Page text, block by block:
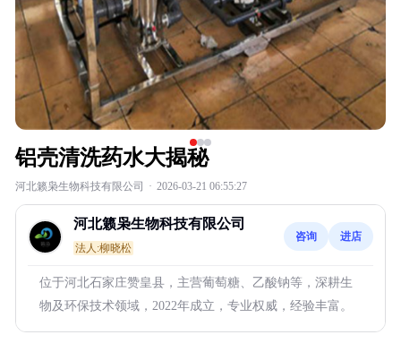
铝壳清洗药水大揭秘
河北籁枭生物科技有限公司 · 2026-03-21 06:55:27
河北籁枭生物科技有限公司
法人:柳晓松
咨询 进店
位于河北石家庄赞皇县，主营葡萄糖、乙酸钠等，深耕生
物及环保技术领域，2022年成立，专业权威，经验丰富。